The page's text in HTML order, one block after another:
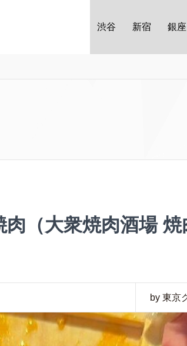
渋谷 新宿 銀座
（大衆焼肉酒場
by 東京